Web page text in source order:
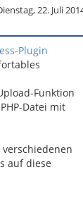
22. Juli
Plugin
Funktion
Datei mit
auf diese